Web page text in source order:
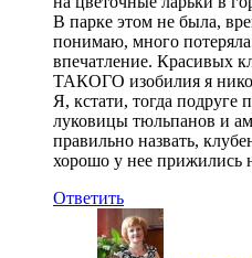
В парке этом не была,
понимаю, много
впечатление. Красивых
ТАКОГО изобилия я
Я, кстати, тогда подруге
луковицы тюльпанов и
правильно назвать,
хорошо у нее прижились
Ответить